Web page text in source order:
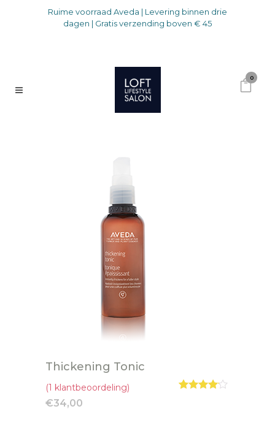
Ruime voorraad Aveda | Levering binnen drie
dagen | Gratis verzending boven € 45
0
Thickening Tonic
(1 klantbeoordeling)
€34,00